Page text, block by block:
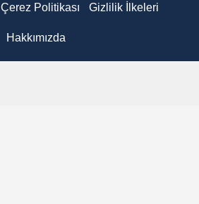
Çerez Politikası Gizlilik İlkeleri
Hakkımızda